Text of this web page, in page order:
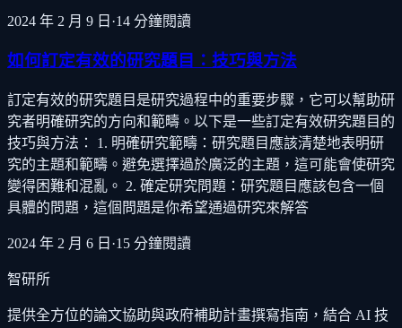
2024 年 2 月 9 日 ·14 分鐘閱讀
如何訂定有效的研究題目：技巧與方法
訂定有效的研究題目是研究過程中的重要步驟，它可以幫助研
究者明確研究的方向和範疇。以下是一些訂定有效研究題目的
技巧與方法： 1. 明確研究範疇：研究題目應該清楚地表明研
究的主題和範疇。避免選擇過於廣泛的主題，這可能會使研究
變得困難和混亂。 2. 確定研究問題：研究題目應該包含一個
具體的問題，這個問題是你希望通過研究來解答
2024 年 2 月 6 日 ·15 分鐘閱讀
智研所
提供全方位的論文協助與政府補助計畫撰寫指南，結合 AI 技